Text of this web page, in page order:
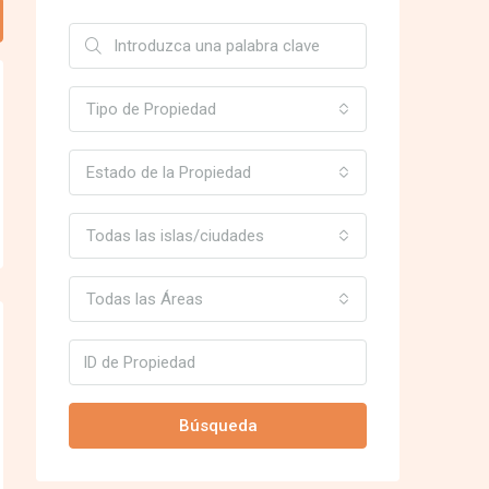
Tipo de Propiedad
Estado de la Propiedad
Todas las islas/ciudades
Todas las Áreas
Búsqueda